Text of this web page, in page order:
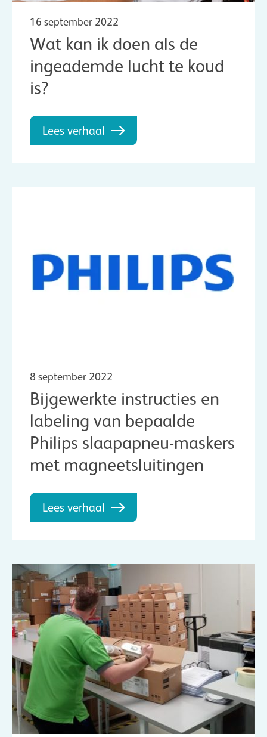
16 september 2022
Wat kan ik doen als de
ingeademde lucht te koud
is?
Lees verhaal
8 september 2022
Bijgewerkte instructies en
labeling van bepaalde
Philips slaapapneu-maskers
met magneetsluitingen
Lees verhaal